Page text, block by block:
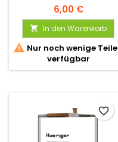
6,00 €
 In den Warenkorb
 Nur noch wenige Teile
verfügbar
favorite_border